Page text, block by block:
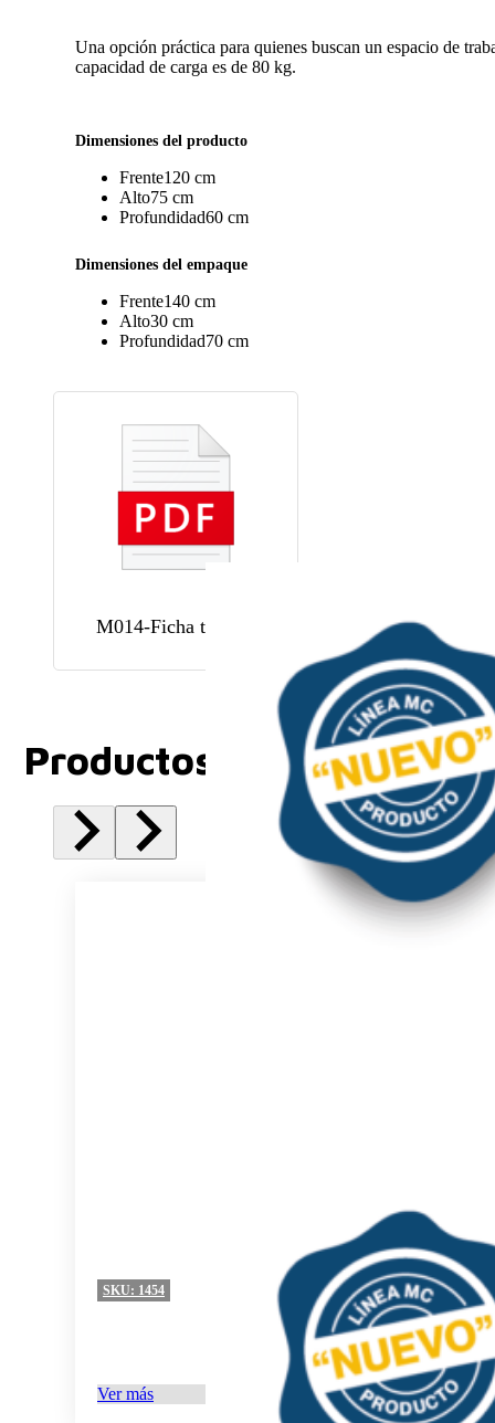
Una opción práctica para quienes buscan un espacio de
capacidad de carga es de 80 kg.
Dimensiones del producto
Frente120 cm
Alto75 cm
Profundidad60 cm
Dimensiones del empaque
Frente140 cm
Alto30 cm
Profundidad70 cm
M014-Ficha tecnica
Productos Relacionados
SKU: 1454
Ver más